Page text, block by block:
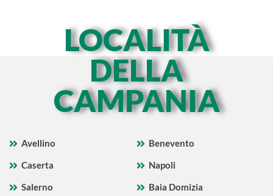
LOCALITÀ
DELLA
CAMPANIA
Avellino
Benevento
Caserta
Napoli
Salerno
Baia Domizia